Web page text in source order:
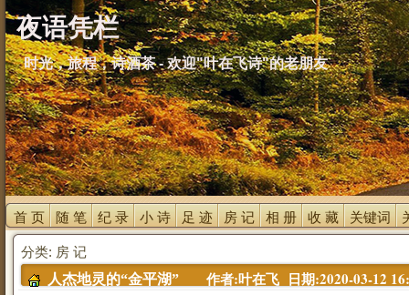
夜语凭栏
时光，旅程，诗酒茶 - 欢迎"叶在飞诗"的老朋友
首 页 随 笔 纪 录 小 诗 足 迹 房 记 相 册 收 藏 关键词
分类: 房 记
人杰地灵的“金平湖”
作者:叶在飞 日期:2020-03-12